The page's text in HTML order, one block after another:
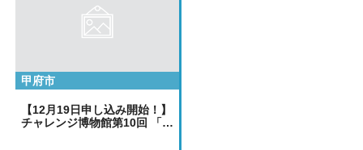
甲府市
【12月19日申し込み開始！】
チャレンジ博物館第10回 「…